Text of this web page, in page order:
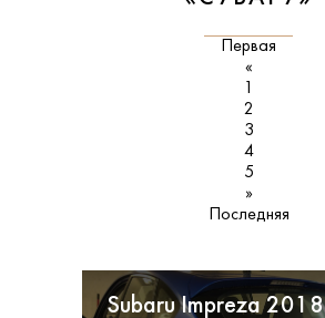
Первая
«
2
3
4
5
»
Последняя
Subaru Impreza 2018